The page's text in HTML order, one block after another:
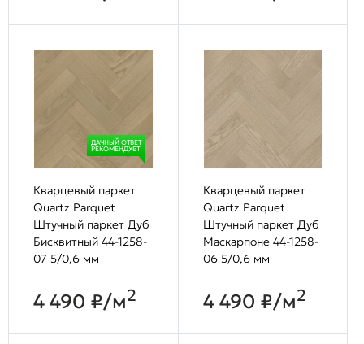
ДАЧНЫЙ ОТВЕТ
РЕКОМЕНДУЕТ
Кварцевый паркет
Quartz Parquet
Штучный паркет Дуб
Бисквитный 44-1258-
07 5/0,6 мм
4 490 ₽/м2
Кварцевый паркет
Quartz Parquet
Штучный паркет Дуб
Маскарпоне 44-1258-
06 5/0,6 мм
4 490 ₽/м2